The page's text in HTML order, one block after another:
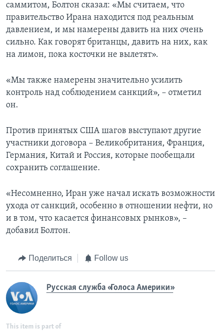
саммитом, Болтон сказал: «Мы считаем, что
правительство Ирана находится под реальным
давлением, и мы намерены давить на них очень
сильно. Как говорят британцы, давить на них, как
на лимон, пока косточки не вылетят».
«Мы также намерены значительно усилить
контроль над соблюдением санкций», – отметил
он.
Против принятых США шагов выступают другие
участники договора – Великобритания, Франция,
Германия, Китай и Россия, которые пообещали
сохранить соглашение.
«Несомненно, Иран уже начал искать возможности
ухода от санкций, особенно в отношении нефти, но
и в том, что касается финансовых рынков», –
добавил Болтон.
Поделиться Follow us
Русская служба «Голоса Америки»
This item is part of